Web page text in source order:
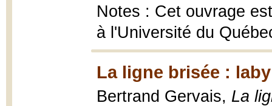
Notes : Cet ouvrage
à l'Université du
La ligne brisée :
Bertrand Gervais, La